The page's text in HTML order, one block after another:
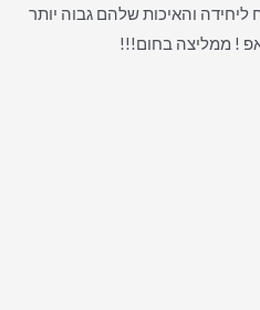
בקניון את אותו מוצר ב 65 שח ליחידה והאיכות שלהם גבוה יותר
! ממליצה בחום!!!